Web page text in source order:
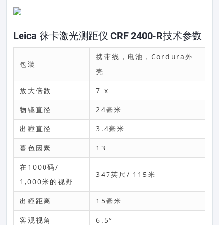
Leica 徕卡激光测距仪 CRF 2400-R技术参数
包装
携带线，电池，Cordura外
壳
放大倍数 7 x
物镜直径 24毫米
出瞳直径 3.4毫米
暮色因素 13
在1000码/
1,000米的视野
347英尺/ 115米
出瞳距离 15毫米
客观视角 6.5°